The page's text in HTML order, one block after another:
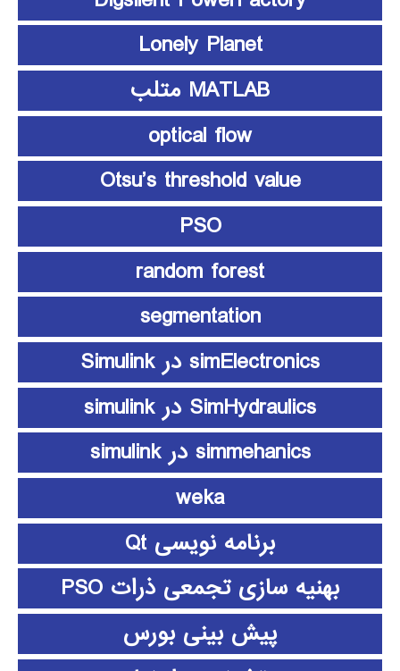
Lonely Planet
MATLAB متلب
optical flow
Otsu’s threshold value
PSO
random forest
segmentation
simElectronics در Simulink
SimHydraulics در simulink
simmehanics در simulink
weka
برنامه نویسی Qt
بهنیه سازی تجمعی ذرات PSO
پیش بینی بورس